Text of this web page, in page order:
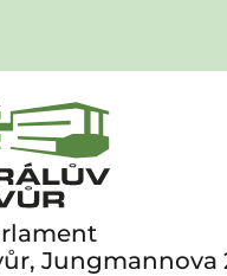
Jungmannova